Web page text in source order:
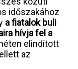
időszakához
a fiatalok buli
hívja fel a
elindított
az